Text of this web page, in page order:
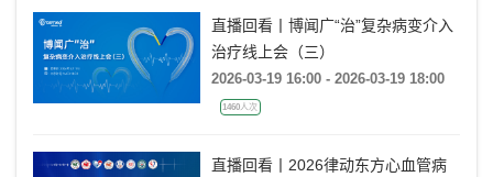
直播回看丨博闻广“治”复杂病变介入
治疗线上会（三）
2026-03-19 16:00 - 2026-03-19 18:00
1460人次
直播回看丨2026律动东方心血管病